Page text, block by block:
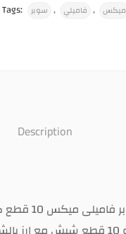
Tags: سوبر , فاميلي , ميكس
Description